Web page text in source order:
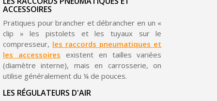
Retour produits sous 14 jours
Réduction de 5€ sur la première commande
10€ de bon d'achat pour chaque parrainage
ACCESSOIRES
Pratiques pour brancher et débrancher en un «
clip » les pistolets et les tuyaux sur le
compresseur, les raccords pneumatiques et
les accessoires existent en tailles variées
(diamètre interne), mais en carrosserie, on
utilise généralement du ¼ de pouces.
LES RÉGULATEURS D'AIR